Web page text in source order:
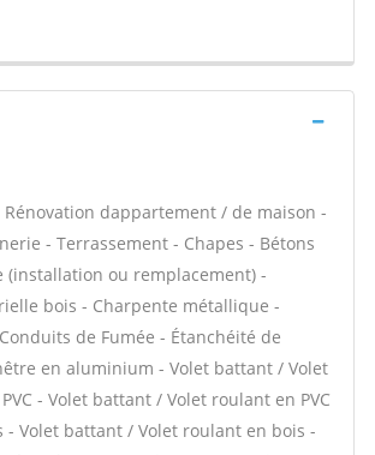
dappartement / de maison -
- Terrassement - Chapes - Bétons
(installation ou remplacement) -
bois - Charpente métallique -
de Fumée - Étanchéité de
en aluminium - Volet battant / Volet
- Volet battant / Volet roulant en PVC
- Volet battant / Volet roulant en bois -